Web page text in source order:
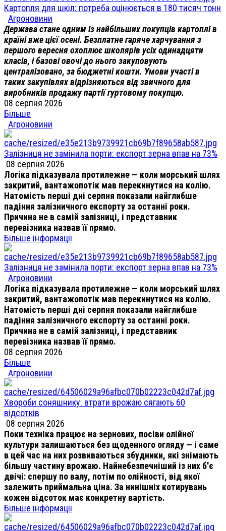
Картопля для шкіл: потреба оцінюється в 180 тисяч тонн
Агроновини
Держава стане одним із найбільших покупців картоплі в
країні вже цієї осені. Безплатне гаряче харчування з
першого вересня охоплює школярів усіх одинадцяти
класів, і базові овочі до нього закуповують
централізовано, за бюджетні кошти. Умови участі в
таких закупівлях відрізняються від звичного для
виробників продажу партії гуртовому покупцю.
08 серпня 2026
Більше
Агроновини
Залізниця не замінила порти: експорт зерна впав на 73%
08 серпня 2026
Логіка підказувала протилежне — коли морський шлях
закритий, вантажопотік мав перекинутися на колію.
Натомість перші дні серпня показали найглибше
падіння залізничного експорту за останні роки.
Причина не в самій залізниці, і представник
перевізника назвав її прямо.
Більше інформації
Залізниця не замінила порти: експорт зерна впав на 73%
Агроновини
Логіка підказувала протилежне — коли морський шлях
закритий, вантажопотік мав перекинутися на колію.
Натомість перші дні серпня показали найглибше
падіння залізничного експорту за останні роки.
Причина не в самій залізниці, і представник
перевізника назвав її прямо.
08 серпня 2026
Більше
Агроновини
Хвороби соняшнику: втрати врожаю сягають 60
відсотків
08 серпня 2026
Поки техніка працює на зернових, посіви олійної
культури залишаються без щоденного огляду — і саме
в цей час на них розвиваються збудники, які знімають
більшу частину врожаю. Найнебезпечніший із них б'є
двічі: спершу по валу, потім по олійності, від якої
залежить приймальна ціна. За нинішніх котирувань
кожен відсоток має конкретну вартість.
Більше інформації